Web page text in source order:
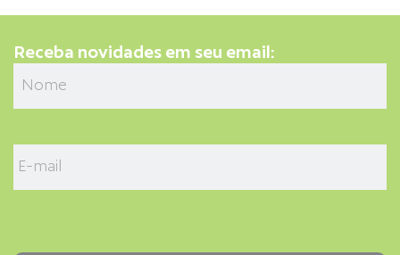
Receba novidades em seu email: